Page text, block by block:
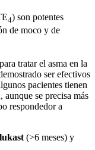
4) son potentes
de moco y de
tratar el asma en la
ser efectivos
pacientes tienen
se precisa más
respondedor a
(>6 meses) y